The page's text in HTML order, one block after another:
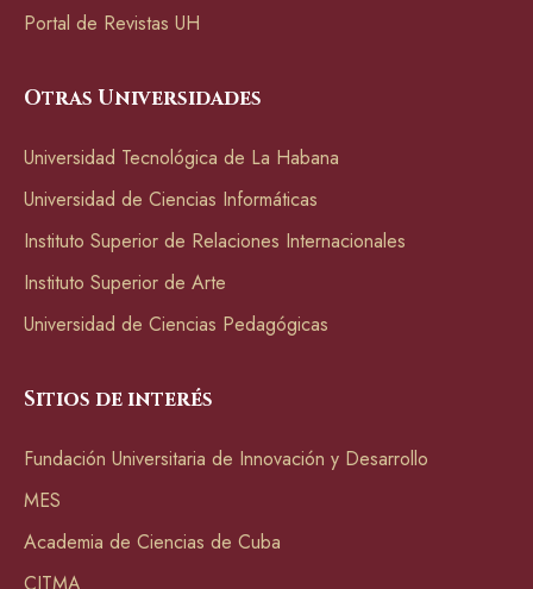
Portal de Revistas UH
Otras Universidades
Universidad Tecnológica de La Habana
Universidad de Ciencias Informáticas
Instituto Superior de Relaciones Internacionales
Instituto Superior de Arte
Universidad de Ciencias Pedagógicas
Sitios de interés
Fundación Universitaria de Innovación y Desarrollo
MES
Academia de Ciencias de Cuba